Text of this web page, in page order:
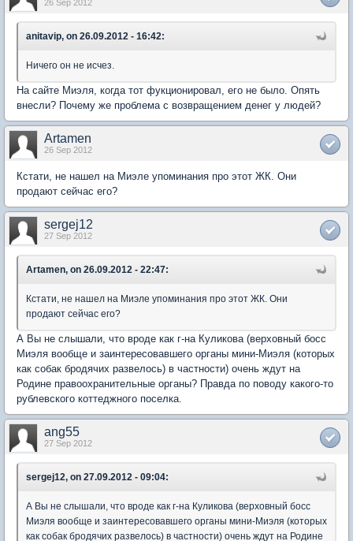
26 Sep 2012
anitavip, on 26.09.2012 - 16:42:
Ничего он не исчез.
На сайте Миэля, когда тот фукционировал, его не было. Опять
внесли? Почему же проблема с возвращением денег у людей?
Artamen
26 Sep 2012
Кстати, не нашел на Миэле упоминания про этот ЖК. Они
продают сейчас его?
sergej12
27 Sep 2012
Artamen, on 26.09.2012 - 22:47:
Кстати, не нашел на Миэле упоминания про этот ЖК. Они
продают сейчас его?
А Вы не слышали, что вроде как г-на Куликова (верховный босс
Миэля вообще и заинтересовавшего органы мини-Миэля (которых
как собак бродячих развелось) в частности) очень ждут на
Родине правоохранительные органы? Правда по поводу какого-то
рублевского коттеджного поселка.
ang55
27 Sep 2012
sergej12, on 27.09.2012 - 09:04:
А Вы не слышали, что вроде как г-на Куликова (верховный босс
Миэля вообще и заинтересовавшего органы мини-Миэля (которых
как собак бродячих развелось) в частности) очень ждут на Родине